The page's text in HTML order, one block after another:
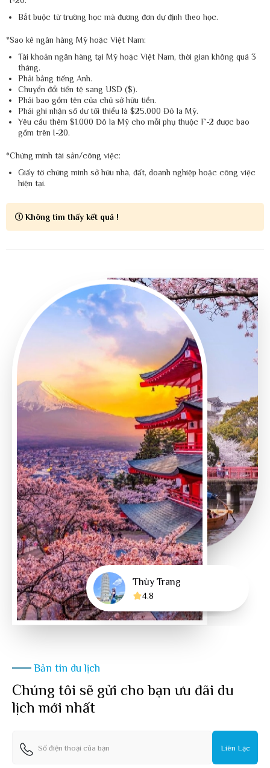
Bắt buộc từ trường học mà đương đơn dự định theo học.
*Sao kê ngân hàng Mỹ hoặc Việt Nam:
Tài khoản ngân hàng tại Mỹ hoặc Việt Nam, thời gian không quá 3
tháng.
Phải bằng tiếng Anh.
Chuyển đổi tiền tệ sang USD ($).
Phải bao gồm tên của chủ sở hữu tiền.
Phải ghi nhận số dư tối thiểu là $25.000 Đô la Mỹ.
Yêu cầu thêm $1.000 Đô la Mỹ cho mỗi phụ thuộc F-2 được bao
gồm trên I-20.
*Chứng minh tài sản/công việc:
Giấy tờ chứng minh sở hữu nhà, đất, doanh nghiệp hoặc công việc
hiện tại.
Không tìm thấy kết quả !
Trúc Ngân
5.0
Trang Trần
5.0
Thùy Trang
4.8
Bản tin du lịch
Chúng tôi sẽ gửi cho bạn ưu đãi du
lịch mới nhất
Liên Lạc